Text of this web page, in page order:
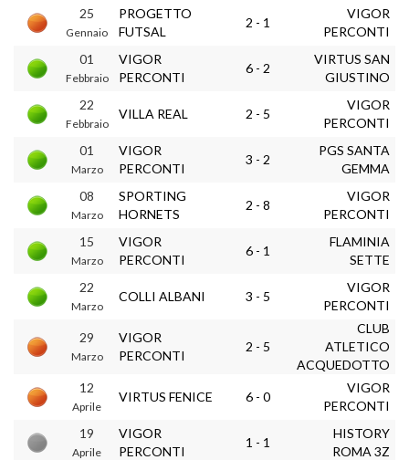
25
Gennaio
PROGETTO
FUTSAL
2 - 1
VIGOR
PERCONTI
01
Febbraio
VIGOR
PERCONTI
6 - 2
VIRTUS SAN
GIUSTINO
22
Febbraio
VILLA REAL 2 - 5
VIGOR
PERCONTI
01
Marzo
VIGOR
PERCONTI
3 - 2
PGS SANTA
GEMMA
08
Marzo
SPORTING
HORNETS
2 - 8
VIGOR
PERCONTI
15
Marzo
VIGOR
PERCONTI
6 - 1
FLAMINIA
SETTE
22
Marzo
COLLI ALBANI 3 - 5
VIGOR
PERCONTI
29
Marzo
VIGOR
PERCONTI
2 - 5
CLUB
ATLETICO
ACQUEDOTTO
12
Aprile
VIRTUS FENICE 6 - 0
VIGOR
PERCONTI
19
Aprile
VIGOR
PERCONTI
1 - 1
HISTORY
ROMA 3Z